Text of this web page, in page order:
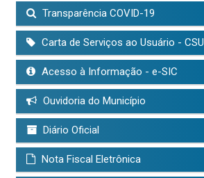
Transparência COVID-19
Carta de Serviços ao Usuário - CSU
Acesso à Informação - e-SIC
Ouvidoria do Município
Diário Oficial
Nota Fiscal Eletrônica